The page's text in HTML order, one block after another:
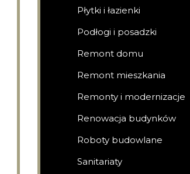
Płytki i łazienki
Podłogi i posadzki
Remont domu
Remont mieszkania
Remonty i modernizacje
Renowacja budynków
Roboty budowlane
Sanitariaty